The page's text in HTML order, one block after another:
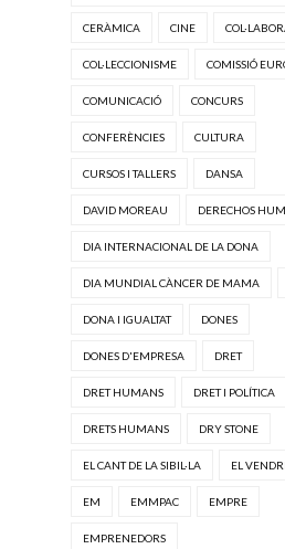
CERÀMICA CINE
COL·LECCIONISME COMISSIÓ
COMUNICACIÓ CONCURS
CONFERÈNCIES CULTURA
CURSOS I TALLERS DANSA
DAVID MOREAU DERECHOS
DIA INTERNACIONAL DE LA DONA
DIA MUNDIAL CÀNCER DE MAMA
DONA I IGUALTAT DONES
DONES D'EMPRESA DRET
DRET HUMANS DRET I POLÍTICA
DRETS HUMANS DRY STONE
EL CANT DE LA SIBIL·LA EL
EM EMMPAC EMPRE
EMPRENEDORS